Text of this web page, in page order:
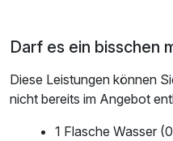
Darf es ein bisschen
Diese Leistungen können
nicht bereits im Angebot
1 Flasche Wasser